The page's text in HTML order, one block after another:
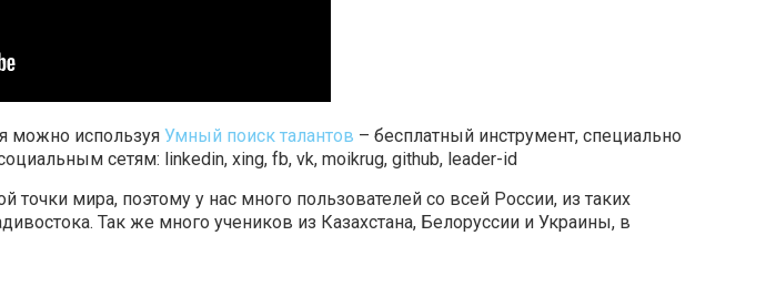
можно используяУмный поиск талантов – бесплатный инструмент, специально
сетям: linkedin, xing, fb, vk, moikrug, github, leader-id
мира, поэтому у нас много пользователей со всей России, из таких
Так же много учеников из Казахстана, Белоруссии и Украины, в